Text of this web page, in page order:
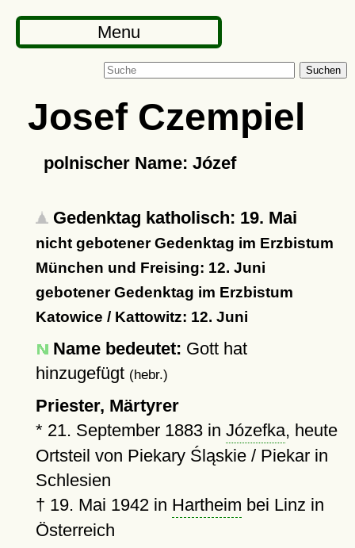
Menu
Suchen
Josef Czempiel
polnischer Name: Józef
Gedenktag katholisch: 19. Mai
nicht gebotener Gedenktag im Erzbistum
München und Freising: 12. Juni
gebotener Gedenktag im Erzbistum
Katowice / Kattowitz: 12. Juni
Name bedeutet: Gott hat
hinzugefügt (hebr.)
Priester, Märtyrer
* 21. September 1883in Józefka, heute
Ortsteil von Piekary Śląskie / Piekar in
Schlesien
† 19. Mai 1942in Hartheim bei Linz in
Österreich